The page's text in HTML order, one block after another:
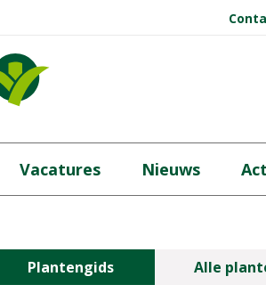
Vacatures Nieuws
Plantengids Alle